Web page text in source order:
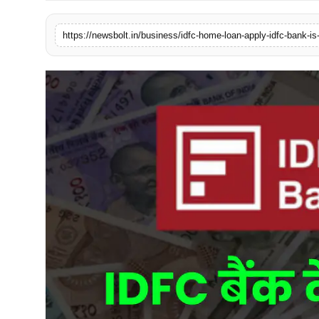
संपर्क करें
https://newsbolt.in/business/idfc-home-loan-apply-idfc-bank-